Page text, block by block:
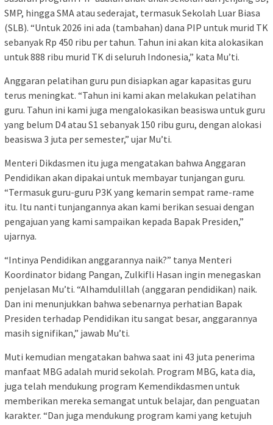
SMP, hingga SMA atau sederajat, termasuk Sekolah Luar Biasa
(SLB). “Untuk 2026 ini ada (tambahan) dana PIP untuk murid TK
sebanyak Rp 450 ribu per tahun. Tahun ini akan kita alokasikan
untuk 888 ribu murid TK di seluruh Indonesia,” kata Mu’ti.
Anggaran pelatihan guru pun disiapkan agar kapasitas guru
terus meningkat. “Tahun ini kami akan melakukan pelatihan
guru. Tahun ini kami juga mengalokasikan beasiswa untuk guru
yang belum D4 atau S1 sebanyak 150 ribu guru, dengan alokasi
beasiswa 3 juta per semester,” ujar Mu’ti.
Menteri Dikdasmen itu juga mengatakan bahwa Anggaran
Pendidikan akan dipakai untuk membayar tunjangan guru.
“Termasuk guru-guru P3K yang kemarin sempat rame-rame
itu. Itu nanti tunjangannya akan kami berikan sesuai dengan
pengajuan yang kami sampaikan kepada Bapak Presiden,”
ujarnya.
“Intinya Pendidikan anggarannya naik?” tanya Menteri
Koordinator bidang Pangan, Zulkifli Hasan ingin menegaskan
penjelasan Mu’ti. “Alhamdulillah (anggaran pendidikan) naik.
Dan ini menunjukkan bahwa sebenarnya perhatian Bapak
Presiden terhadap Pendidikan itu sangat besar, anggarannya
masih signifikan,” jawab Mu’ti.
Muti kemudian mengatakan bahwa saat ini 43 juta penerima
manfaat MBG adalah murid sekolah. Program MBG, kata dia,
juga telah mendukung program Kemendikdasmen untuk
memberikan mereka semangat untuk belajar, dan penguatan
karakter. “Dan juga mendukung program kami yang ketujuh